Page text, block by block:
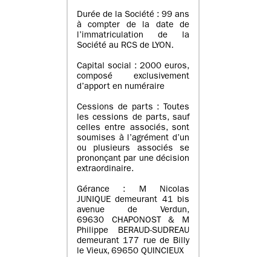
Durée de la Société : 99 ans
à compter de la date de
l’immatriculation de la
Société au RCS de LYON.
Capital social : 2000 euros,
composé exclusivement
d’apport en numéraire
Cessions de parts : Toutes
les cessions de parts, sauf
celles entre associés, sont
soumises à l’agrément d’un
ou plusieurs associés se
prononçant par une décision
extraordinaire.
Gérance : M Nicolas
JUNIQUE demeurant 41 bis
avenue de Verdun,
69630 CHAPONOST & M
Philippe BERAUD-SUDREAU
demeurant 177 rue de Billy
le Vieux, 69650 QUINCIEUX